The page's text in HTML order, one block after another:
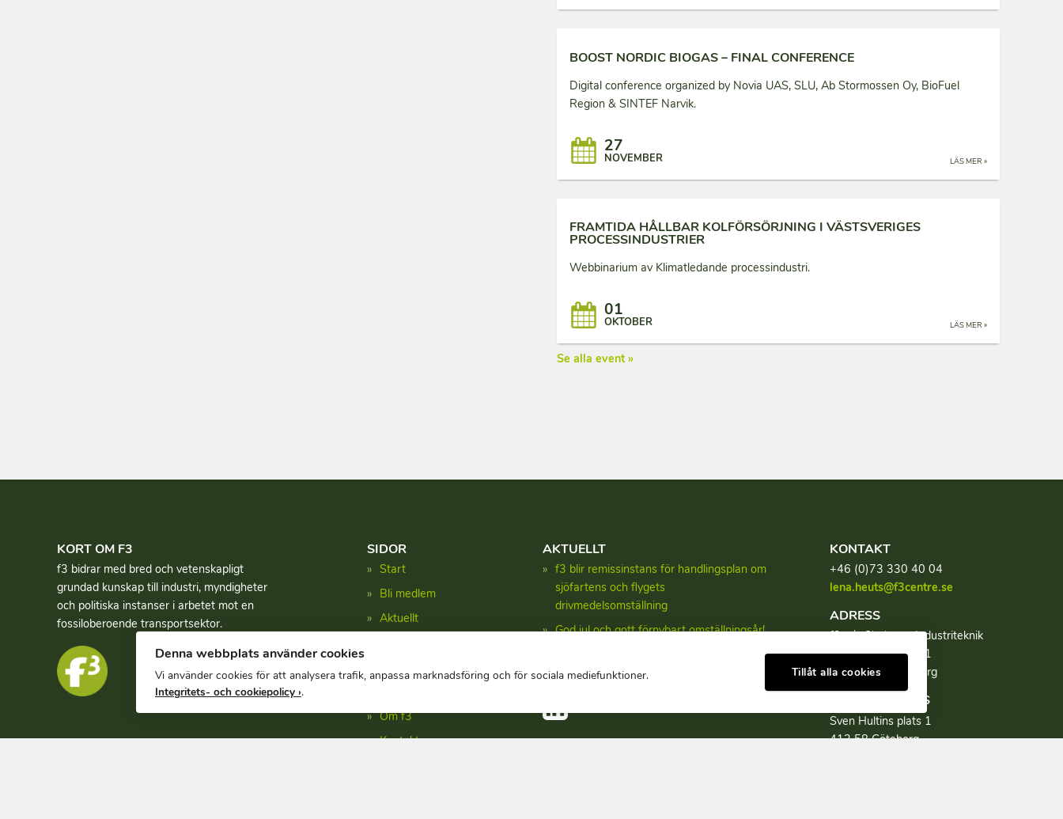
BOOST NORDIC BIOGAS – FINAL CONFERENCE
Digital conference organized by Novia UAS, SLU, Ab Stormossen Oy, BioFuel
Region & SINTEF Narvik.
LÄS MER »
27
NOVEMBER
FRAMTIDA HÅLLBAR KOLFÖRSÖRJNING I VÄSTSVERIGES
PROCESSINDUSTRIER
Webbinarium av Klimatledande processindustri.
LÄS MER »
01
OKTOBER
Se alla event »
KORT OM F3
f3 bidrar med bred och vetenskapligt
grundad kun­skap till industri, myndigheter
och politiska instanser i arbetet mot en
fossiloberoende transportsektor.
SIDOR
Start
Bli medlem
Aktuellt
Om f3
Kontakt
AKTUELLT
f3 blir remissinstans för handlingsplan om
sjöfartens och flygets
drivmedelsomställning
God jul och gott förnybart omställningsår!
svenska drivmedel
KONTAKT
+46 (0)73 330 40 04
lena.heuts@f3centre.se
ADRESS
f3, c/o Chalmers Industriteknik
Sven Hultins plats 1
SE-412 58 Göteborg
BESÖKSADRESS
Sven Hultins plats 1
412 58 Göteborg
Denna webbplats använder cookies
Vi använder cookies för att analysera trafik, anpassa marknadsföring och för sociala mediefunktioner.
Integritets- och cookiepolicy ›.
Tillåt alla cookies